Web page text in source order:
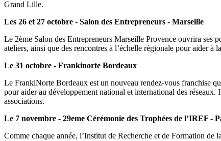
Grand Lille.
Les 26 et 27 octobre - Salon des Entrepreneurs - Marseille
Le 2ème Salon des Entrepreneurs Marseille Provence ouvrira ses
ateliers, ainsi que des rencontres à l’échelle régionale pour aider à
Le 31 octobre - Frankinorte Bordeaux
Le FrankiNorte Bordeaux est un nouveau rendez-vous franchise
pour aider au développement national et international des réseaux.
associations.
Le 7 novembre - 29eme Cérémonie des Trophées de l’IREF -
Comme chaque année, l’Institut de Recherche et de Formation